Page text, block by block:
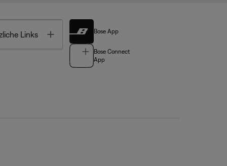
Links Toggle Bose App
Bose Connect
App